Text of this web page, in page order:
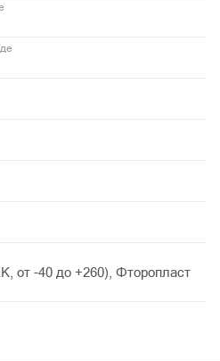
от -40 до +260), Фторопласт